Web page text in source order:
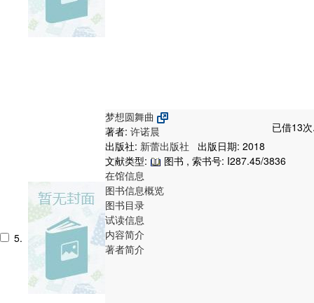
5.
梦想圆舞曲
已借13
著者: 许诺晨
出版社: 新蕾出版社
出版日期: 2018
文献类型:
图书 , 索书号: I287.45/3836
在馆信息
图书信息概览
图书目录
试读信息
内容简介
著者简介